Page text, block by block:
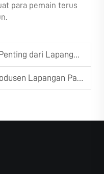
para pemain terus
Lapangan Tenis Padel?
Padel yang Andal?